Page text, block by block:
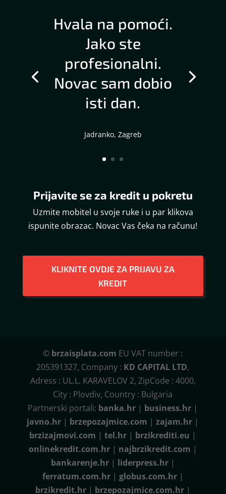
Hvala na pomoći.
Jako ste
profesionalni.
Novac sam dobio
isti dan.
Jadranko, Zagreb
Prijavite se za kredit u pokretu
Uzmite mobitel u svoje ruke i u par klikova
ispunite obrazac. Novac Vas čeka na računu!
KLIKNITE OVDJE ZA PRIJAVU ZA
KREDIT
© brzaisplata.com EU VAT number :
205391327, Company : KD CAPITAL LTD,
Adress : UL.L. KARAVELOV 2, ZipCode : 4000,
City : Plovdiv, Country : Bulgaria
Partnerski portali: banka.hr | business.hr |
javno.hr | brzepozajmice.com |zajam.hr |
brzizajmovi.com |tel.hr | brzikrediti.eu |
onlinekredit.com.hr| najbrzikredit.com |
bankarenje.hr| liderpress.hr|
ferratum.com.hr| globus.com.hr|
brzikredit.hr| brzepozajmice.com.hr|